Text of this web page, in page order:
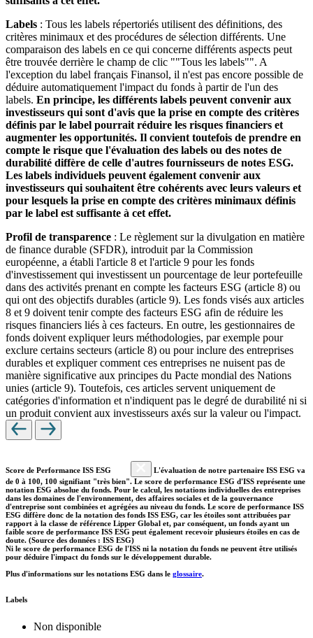
Labels : Tous les labels répertoriés utilisent des définitions, des
critères minimaux et des procédures de sélection différents. Une
comparaison des labels en ce qui concerne différents aspects peut
être trouvée derrière le champ de clic ""Tous les labels"". A
l'exception du label français Finansol, il n'est pas encore possible de
déduire automatiquement l'impact du fonds à partir de l'un des
labels. En principe, les différents labels peuvent convenir aux
investisseurs qui sont d'avis que la prise en compte des critères
définis par le label pourrait réduire les risques financiers et
augmenter les opportunités. Il convient toutefois de prendre en
compte le risque que l'évaluation des labels ou des notes de
durabilité diffère de celle d'autres fournisseurs de notes ESG.
Les labels individuels peuvent également convenir aux
investisseurs qui souhaitent être cohérents avec leurs valeurs et
pour lesquels la prise en compte des critères minimaux définis
par le label est suffisante à cet effet.
Profil de transparence : Le règlement sur la divulgation en matière
de finance durable (SFDR), introduit par la Commission
européenne, a établi l'article 8 et l'article 9 pour les fonds
d'investissement qui investissent un pourcentage de leur portefeuille
dans des activités prenant en compte les facteurs ESG (article 8) ou
qui ont des objectifs durables (article 9). Les fonds visés aux articles
8 et 9 doivent tenir compte des facteurs ESG afin de réduire les
risques financiers liés à ces facteurs. En outre, les gestionnaires de
fonds doivent expliquer leurs méthodologies, par exemple pour
exclure certains secteurs (article 8) ou pour inclure des entreprises
durables et expliquer comment ces entreprises ne nuisent pas de
manière significative aux principes du Pacte mondial des Nations
unies (article 9). Toutefois, ces articles servent uniquement de
catégories d'information et n'indiquent pas le degré de durabilité ni si
un produit convient aux investisseurs axés sur la valeur ou l'impact.
Score de Performance ISS ESG
L'évaluation de notre partenaire ISS ESG va
de 0 à 100, 100 signifiant "très bien". Le score de performance ESG d'ISS représente une
notation ESG absolue du fonds. Pour le calcul, les notations individuelles des entreprises
dans les domaines de l'environnement, des affaires sociales et de la gouvernance
d'entreprise sont combinées et agrégées au niveau du fonds. Le score de performance ISS
ESG diffère donc de la notation des fonds ISS ESG, car les étoiles sont attribuées par
rapport à la classe de référence Lipper Global et, par conséquent, un fonds ayant un
faible score de performance ISS ESG peut également recevoir plusieurs étoiles en cas de
doute. (Source des données : ISS ESG)
Ni le score de performance ESG de l'ISS ni la notation du fonds ne peuvent être utilisés
pour déduire l'impact du fonds sur le développement durable.
Plus d'informations sur les notations ESG dans le glossaire.
Labels
Non disponible